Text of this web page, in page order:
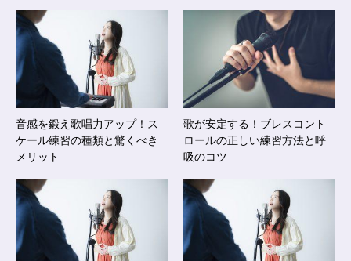
音感を鍛え歌唱力アップ！ス
ケール練習の種類と驚くべき
メリット
歌が安定する！ブレスコント
ロールの正しい練習方法と呼
吸のコツ